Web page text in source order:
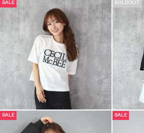
SALE SOLDOUT
SALE SALE